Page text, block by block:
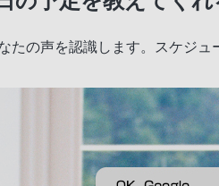
たの声を認識します。スケジ